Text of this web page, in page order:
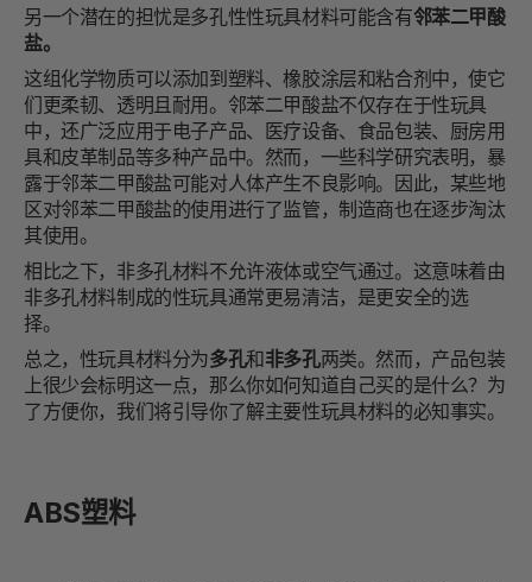
另一个潜在的担忧是多孔性性玩具材料可能含有邻苯二甲酸
盐。
这组化学物质可以添加到塑料、橡胶涂层和粘合剂中，使它
们更柔韧、透明且耐用。邻苯二甲酸盐不仅存在于性玩具
中，还广泛应用于电子产品、医疗设备、食品包装、厨房用
具和皮革制品等多种产品中。然而，一些科学研究表明，暴
露于邻苯二甲酸盐可能对人体产生不良影响。因此，某些地
区对邻苯二甲酸盐的使用进行了监管，制造商也在逐步淘汰
其使用。
相比之下，非多孔材料不允许液体或空气通过。这意味着由
非多孔材料制成的性玩具通常更易清洁，是更安全的选
择。
总之，性玩具材料分为多孔和非多孔两类。然而，产品包装
上很少会标明这一点，那么你如何知道自己买的是什么？为
了方便你，我们将引导你了解主要性玩具材料的必知事实。
ABS塑料